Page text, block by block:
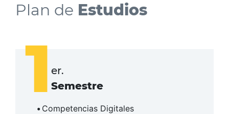
Plan de Estudios
1er.
Semestre
Competencias Digitales